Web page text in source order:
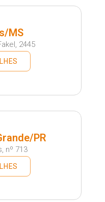
MS
2445
PR
nº 713